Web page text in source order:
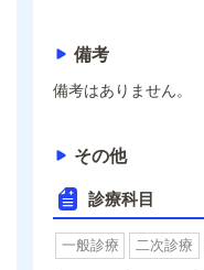
備考
備考はありません。
その他
診療科目
一般診療 二次診療